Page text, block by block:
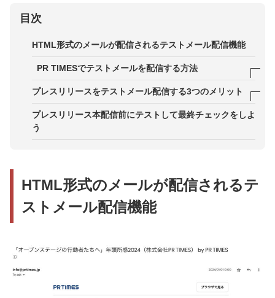
目次
HTML形式のメールが配信されるテストメール配信機能
PR TIMESでテストメールを配信する方法
プレスリリース作成画面のプレビューより実行
プレスリリース作成後の最終確認ページで実行
プレスリリースをテストメール配信する3つのメリット
メリット1．レイアウトや文字化けの確認ができる
スをチェックできる
プレスリリース本配信前にテストして最終チェックをしよ
う
HTML形式のメールが配信されるテ
ストメール配信機能